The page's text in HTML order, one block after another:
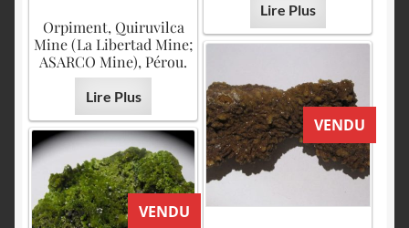
Lire Plus
Orpiment, Quiruvilca
Mine (La Libertad Mine;
ASARCO Mine), Pérou.
Lire Plus
VENDU
VENDU